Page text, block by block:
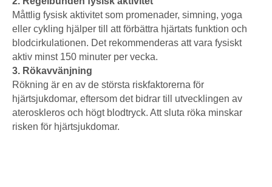
Måttlig fysisk aktivitet som promenader, simning, yoga
eller cykling hjälper till att förbättra hjärtats funktion och
blodcirkulationen. Det rekommenderas att vara fysiskt
aktiv minst 150 minuter per vecka.
3. Rökavvänjning
Rökning är en av de största riskfaktorerna för
hjärtsjukdomar, eftersom det bidrar till utvecklingen av
ateroskleros och högt blodtryck. Att sluta röka minskar
risken för hjärtsjukdomar.